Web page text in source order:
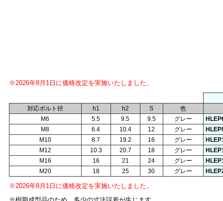
※2026年8月1日に価格改定を実施いたしました。
対応ボルト径 h1 h2 S
色
M6
5.5 9.5 9.5 グレー
M8
6.4 10.4 12 グレー
M10
8.7 19.2 16 グレー
M12
10.3 20.7 18 グレー
M16
16 21 24 グレー
M20
18 25 30 グレー
※2026年8月1日に価格改定を実施いたしました。